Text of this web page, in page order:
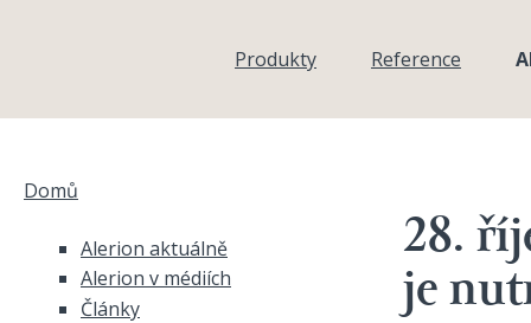
Produkty
Reference
Domů
28.
je
Alerion aktuálně
Alerion v médiích
Články